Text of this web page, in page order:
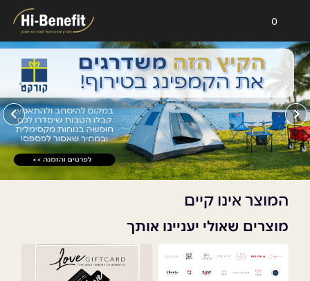
0
המוצר אינו קיים
מוצרים שאולי יעניינו אותך